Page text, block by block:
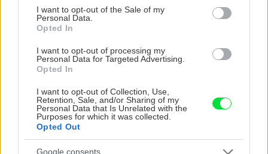
consent section.
I want to opt-out of the Sale of my
Personal Data.
Opted In
I want to opt-out of processing my
Personal Data for Targeted Advertising.
Opted In
I want to opt-out of Collection, Use,
Retention, Sale, and/or Sharing of my
Personal Data that Is Unrelated with the
Purposes for which it was collected.
Opted Out
Google consents
Vnútorné žalúzie sú v 40-stupňových
horúčavách pasca: Prečo z okna robia radiátor
a ako to vyriešiť za pár eur?